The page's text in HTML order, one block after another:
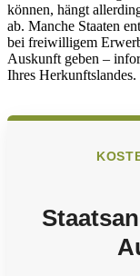
können, hängt
ab. Manche Staaten
bei freiwilligem
Auskunft geben –
Ihres Herkunftslandes.